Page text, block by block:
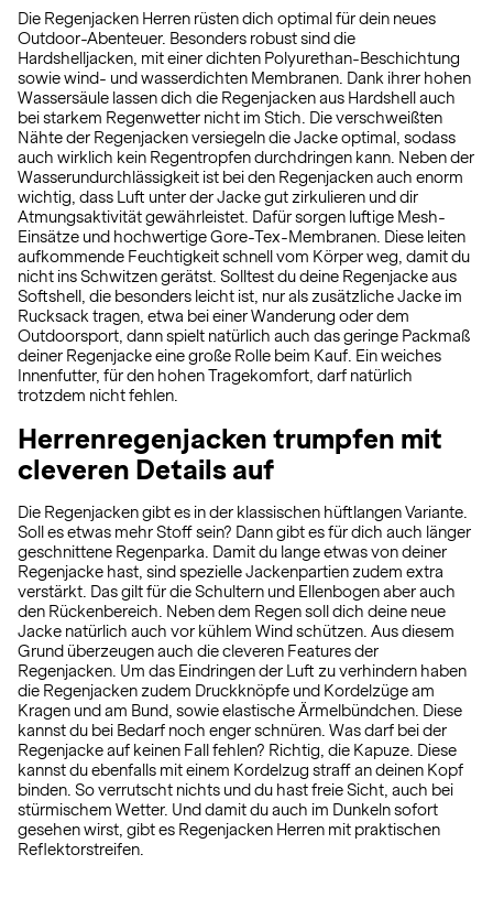
Die Regenjacken Herren rüsten dich optimal für dein neues
Outdoor-Abenteuer. Besonders robust sind die
Hardshelljacken, mit einer dichten Polyurethan-Beschichtung
sowie wind- und wasserdichten Membranen. Dank ihrer hohen
Wassersäule lassen dich die Regenjacken aus Hardshell auch
bei starkem Regenwetter nicht im Stich. Die verschweißten
Nähte der Regenjacken versiegeln die Jacke optimal, sodass
auch wirklich kein Regentropfen durchdringen kann. Neben der
Wasserundurchlässigkeit ist bei den Regenjacken auch enorm
wichtig, dass Luft unter der Jacke gut zirkulieren und dir
Atmungsaktivität gewährleistet. Dafür sorgen luftige Mesh-
Einsätze und hochwertige Gore-Tex-Membranen. Diese leiten
aufkommende Feuchtigkeit schnell vom Körper weg, damit du
nicht ins Schwitzen gerätst. Solltest du deine Regenjacke aus
Softshell, die besonders leicht ist, nur als zusätzliche Jacke im
Rucksack tragen, etwa bei einer Wanderung oder dem
Outdoorsport, dann spielt natürlich auch das geringe Packmaß
deiner Regenjacke eine große Rolle beim Kauf. Ein weiches
Innenfutter, für den hohen Tragekomfort, darf natürlich
trotzdem nicht fehlen.
Herrenregenjacken trumpfen mit
cleveren Details auf
Die Regenjacken gibt es in der klassischen hüftlangen Variante.
Soll es etwas mehr Stoff sein? Dann gibt es für dich auch länger
geschnittene Regenparka. Damit du lange etwas von deiner
Regenjacke hast, sind spezielle Jackenpartien zudem extra
verstärkt. Das gilt für die Schultern und Ellenbogen aber auch
den Rückenbereich. Neben dem Regen soll dich deine neue
Jacke natürlich auch vor kühlem Wind schützen. Aus diesem
Grund überzeugen auch die cleveren Features der
Regenjacken. Um das Eindringen der Luft zu verhindern haben
die Regenjacken zudem Druckknöpfe und Kordelzüge am
Kragen und am Bund, sowie elastische Ärmelbündchen. Diese
kannst du bei Bedarf noch enger schnüren. Was darf bei der
Regenjacke auf keinen Fall fehlen? Richtig, die Kapuze. Diese
kannst du ebenfalls mit einem Kordelzug straff an deinen Kopf
binden. So verrutscht nichts und du hast freie Sicht, auch bei
stürmischem Wetter. Und damit du auch im Dunkeln sofort
gesehen wirst, gibt es Regenjacken Herren mit praktischen
Reflektorstreifen.